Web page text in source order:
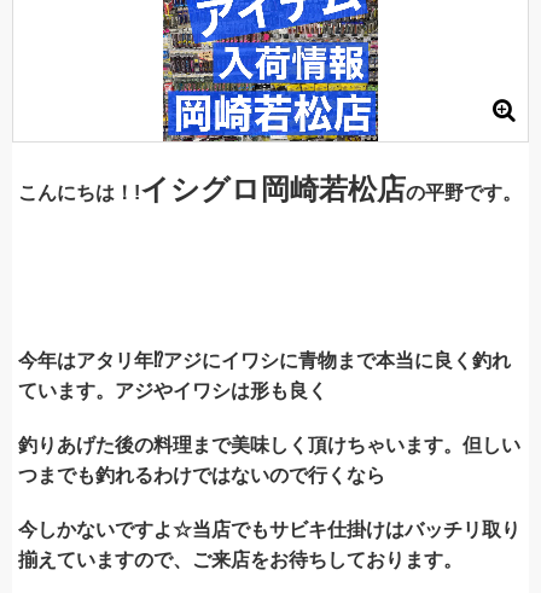
こんにちは！!イシグロ岡崎若松店の平野です。
今年はアタリ年⁉アジにイワシに青物まで本当に良く釣れ
ています。アジやイワシは形も良く
釣りあげた後の料理まで美味しく頂けちゃいます。但しい
つまでも釣れるわけではないので行くなら
今しかないですよ☆当店でもサビキ仕掛けはバッチリ取り
揃えていますので、ご来店をお待ちしております。